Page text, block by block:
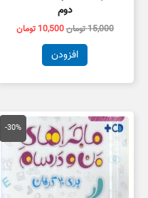
دوم
15,000تومان10,500 تومان
افزودن
-30%
قیمت
اصلی
14,000 تومان
بود.
قیمت
فعلی
است.